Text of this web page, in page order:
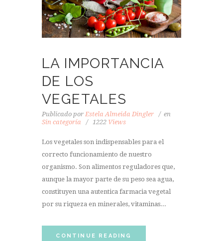
LA IMPORTANCIA
DE LOS
VEGETALES
Publicado por Estela Almeida Dingler
en
Sin categoría
1222 Views
Los vegetales son indispensables para el
correcto funcionamiento de nuestro
organismo. Son alimentos reguladores que,
aunque la mayor parte de su peso sea agua,
constituyen una autentica farmacia vegetal
por su riqueza en minerales, vitaminas...
CONTINUE READING